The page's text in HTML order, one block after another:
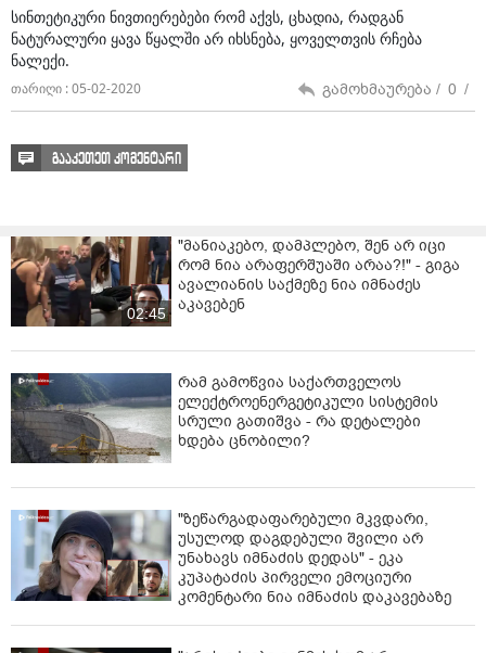
დღეში 4 და მეტი ჭიქის დალევა გვიწევს, რომ
მივიღოთ ის ეფექტი, რაც ყავის დალევით გვსურს.
ხსნადი ყავის დიდი რაოდენობით მოხმარებას კი
ადამიანის ჯანმრთელობისთვის ზიანის მიყენება
კუჭთან დაკავშირებული პრობლემების წარმოქმნა.
მოთხოვნადია. ევროპის ქვეყნებში და ასევე აშშ-ში
ხსნადი ყავის მოხმარება პროცენტულად
მნიშვნელოვნად შემცირებულია.
სინთეტიკური ნივთიერებები რომ აქვს, ცხადია, რადგან
ნატურალური ყავა წყალში არ იხსნება, ყოველთვის რჩება
ნალექი.
თარიღი : 05-02-2020 გამოხმაურება / 0 /
გააკეთეთ კომენტარი
02:45
"მანიაკებო, დამპლებო, შენ არ იცი
რომ ნია არაფერშუაში არაა?!" - გიგა
ავალიანის საქმეზე ნია იმნაძეს
აკავებენ
რამ გამოწვია საქართველოს
ელექტროენერგეტიკული სისტემის
სრული გათიშვა - რა დეტალები
ხდება ცნობილი?
"ზეწარგადაფარებული მკვდარი,
უსულოდ დაგდებული შვილი არ
უნახავს იმნაძის დედას" - ეკა
კუპატაძის პირველი ემოციური
კომენტარი ნია იმნაძის დაკავებაზე